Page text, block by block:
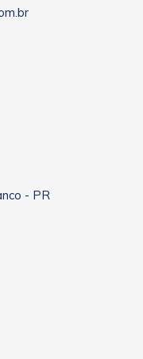
- PR